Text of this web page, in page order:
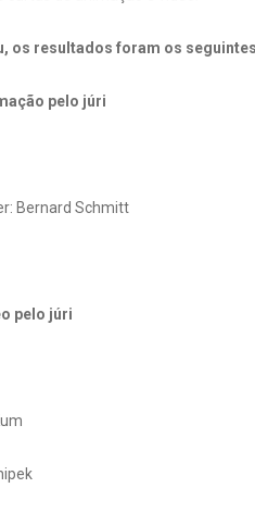
os resultados foram os
pelo júri
Bernard Schmitt
pelo júri